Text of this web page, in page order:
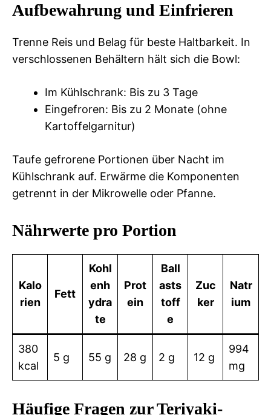
Aufbewahrung und Einfrieren
Trenne Reis und Belag für beste Haltbarkeit. In
verschlossenen Behältern hält sich die Bowl:
Im Kühlschrank: Bis zu 3 Tage
Eingefroren: Bis zu 2 Monate (ohne
Kartoffelgarnitur)
Taufe gefrorene Portionen über Nacht im
Kühlschrank auf. Erwärme die Komponenten
getrennt in der Mikrowelle oder Pfanne.
Nährwerte pro Portion
Kalo
rien
Fett
Kohl
enh
ydra
te
Prot
ein
Ball
asts
toff
e
Zuc
ker
Natr
ium
380
kcal
5 g 55 g 28 g 2 g 12 g
994
mg
Häufige Fragen zur Teriyaki-